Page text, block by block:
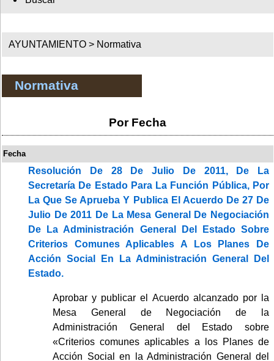
AYUNTAMIENTO > Normativa
Normativa
Por Fecha
Fecha
Resolución De 28 De Julio De 2011, De La
Secretaría De Estado Para La Función Pública, Por
La Que Se Aprueba Y Publica El Acuerdo De 27 De
Julio De 2011 De La Mesa General De Negociación
De La Administración General Del Estado Sobre
Criterios Comunes Aplicables A Los Planes De
Acción Social En La Administración General Del
Estado.
Aprobar y publicar el Acuerdo alcanzado por la
Mesa General de Negociación de la
Administración General del Estado sobre
«Criterios comunes aplicables a los Planes de
Acción Social en la Administración General del